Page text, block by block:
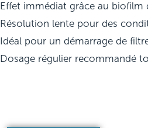
Effet immédiat grâce au biofilm
Résolution lente pour des
Idéal pour un démarrage de
Dosage régulier recommandé